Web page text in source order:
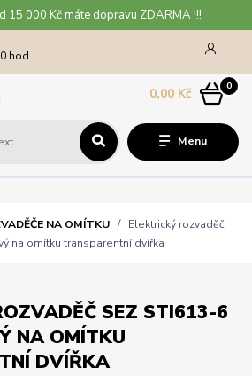
15 000 Kč máte dopravu ZDARMA !!!
Menu
hod
0
0,00 Kč
NA OMÍTKU
Elektrický rozvaděč
na omítku transparentní dvířka
SEZ STI613-6
NA OMÍTKU
DVÍŘKA